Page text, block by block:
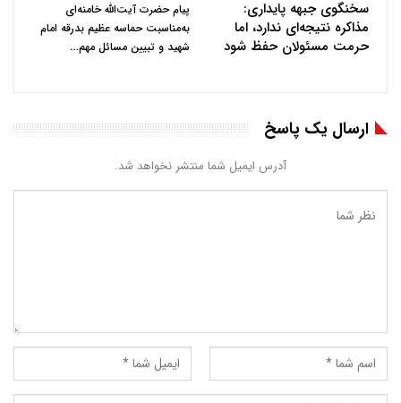
سخنگوی جبهه پایداری:
مذاکره نتیجه‌ای ندارد، اما
حرمت مسئولان حفظ شود
پیام حضرت آیت‌الله خامنه‌ای
به‌مناسبت حماسه عظیم بدرقه امام
شهید و تبیین مسائل مهم…
ارسال یک پاسخ
آدرس ایمیل شما منتشر نخواهد شد.